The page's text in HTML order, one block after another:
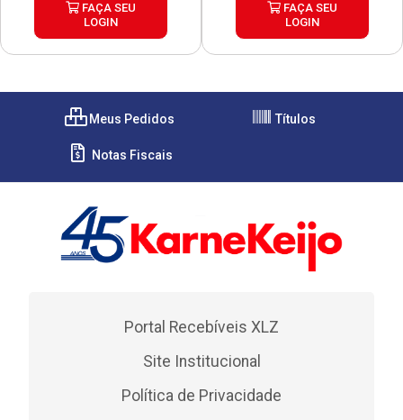
FAÇA SEU
LOGIN
FAÇA SEU
LOGIN
Meus Pedidos Títulos
Notas Fiscais
Portal Recebíveis XLZ
Site Institucional
Política de Privacidade